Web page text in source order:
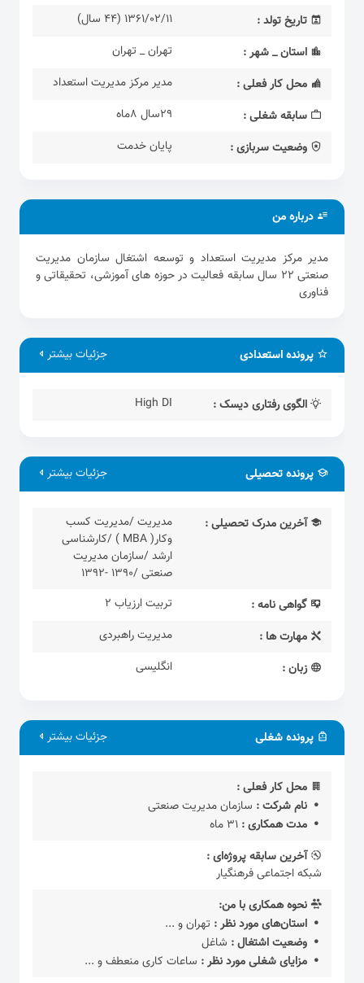
s
r
e
n
تاریخ تولد :
1361/02/11 (44 سال)
استان _ شهر :
تهران _ تهران
محل کار فعلی :
مدیر مرکز مدیریت استعداد
سابقه شغلی :
29سال 8ماه
وضعیت سربازی :
پایان خدمت
درباره من
مدیر مرکز مدیریت استعداد و توسعه اشتغال سازمان مدیریت
صنعتی 22 سال سابقه فعالیت در حوزه های آموزشی، تحقیقاتی و
فناوری
پرونده استعدادی جزئیات بیشتر
الگوی رفتاری دیسک : High DI
پرونده تحصیلی جزئیات بیشتر
آخرین مدرک تحصیلی :
مدیریت /مدیریت کسب
وکار( MBA ) /کارشناسی
ارشد /سازمان مدیریت
صنعتی /1390 -1392
گواهی نامه :
تربیت ارزیاب 2
مهارت ها :
مدیریت راهبردی
زبان :
انگلیسی
پرونده شغلی جزئیات بیشتر
محل کار فعلی :
نام شرکت : سازمان مدیریت صنعتی
مدت همکاری :
آخرین سابقه پروژه‌ای :
شبکه اجتماعی فرهنگیار
نحوه همکاری با من:
استان‌های مورد نظر : تهران و ...
وضعیت اشتغال : شاغل
مزایای شغلی مورد نظر : ساعات کاری منعطف و ...